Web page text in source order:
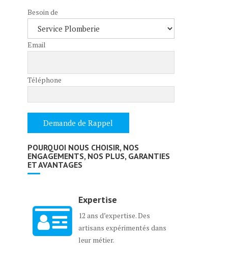
Besoin de
Email
Téléphone
POURQUOI NOUS CHOISIR, NOS
ENGAGEMENTS, NOS PLUS, GARANTIES
ET AVANTAGES
Expertise
12 ans d’expertise. Des
artisans expérimentés dans
leur métier.